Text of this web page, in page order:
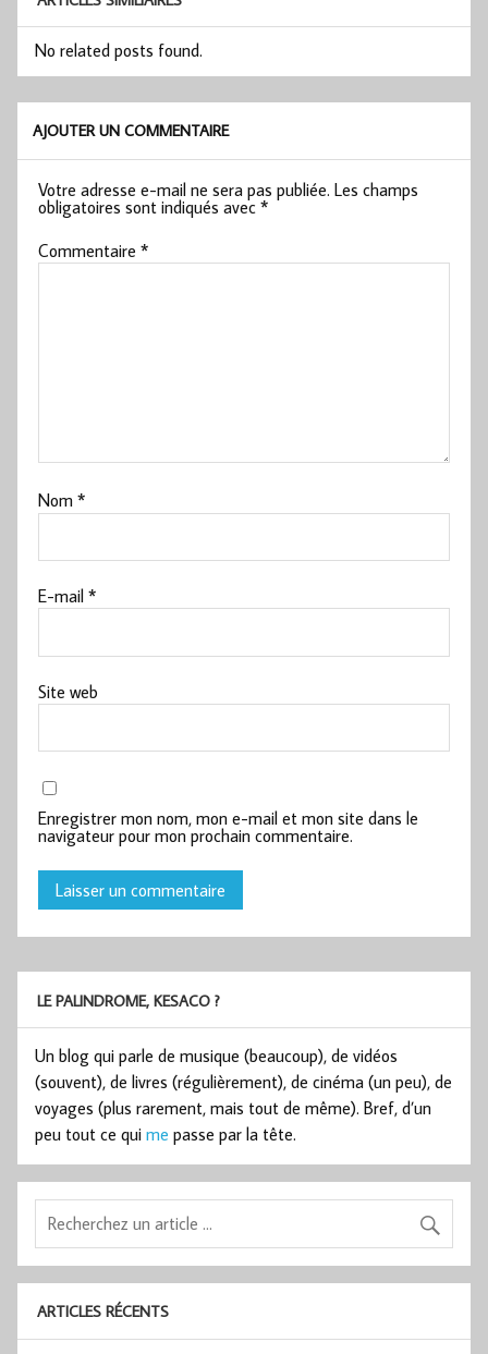
No related posts found.
AJOUTER UN COMMENTAIRE
Votre adresse e-mail ne sera pas publiée. Les champs
obligatoires sont indiqués avec*
Commentaire*
Nom*
E-mail*
Site web
Enregistrer mon nom, mon e-mail et mon site dans le
navigateur pour mon prochain commentaire.
LE PALINDROME, KESACO ?
Un blog qui parle de musique (beaucoup), de vidéos
(souvent), de livres (régulièrement), de cinéma (un peu), de
voyages (plus rarement, mais tout de même). Bref, d’un
peu tout ce qui me passe par la tête.
ARTICLES RÉCENTS